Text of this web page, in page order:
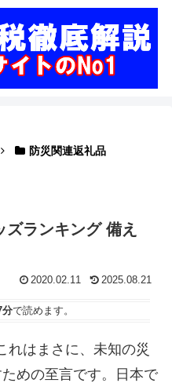
防災関連返礼品
ランキング 備え
2020.02.11 2025.08.21
分で読めます。
はまさに、未知の災
めの至言です。日本で